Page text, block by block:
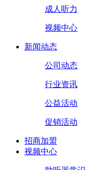
成人听力
视频中心
新闻动态
公司动态
行业资讯
公益活动
促销活动
招商加盟
视频中心